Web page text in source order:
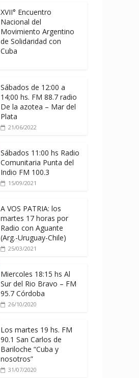
XVII° Encuentro
Nacional del
Movimiento Argentino
de Solidaridad con
Cuba
Sábados de 12:00 a
14;00 hs. FM 88.7 radio
De la azotea – Mar del
Plata
21/06/2022
Sábados 11:00 hs Radio
Comunitaria Punta del
Indio FM 100.3
15/09/2021
A VOS PATRIA: los
martes 17 horas por
Radio con Aguante
(Arg.-Uruguay-Chile)
25/03/2021
Miercoles 18:15 hs Al
Sur del Rio Bravo – FM
95.7 Córdoba
26/10/2020
Los martes 19 hs. FM
90.1 San Carlos de
Bariloche “Cuba y
nosotros”
31/07/2020